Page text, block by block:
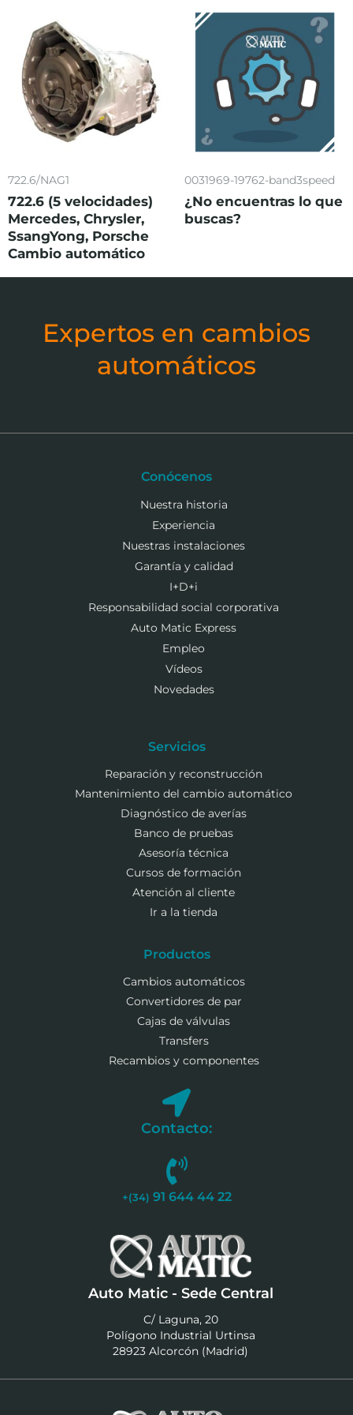
722.6/NAG1
722.6 (5 velocidades)
Mercedes, Chrysler,
SsangYong, Porsche
Cambio automático
0031969-19762-band3speed
¿No encuentras lo que
buscas?
Expertos en cambios
automáticos
Conócenos
Nuestra historia
Experiencia
Nuestras instalaciones
Garantía y calidad
I+D+i
Responsabilidad social corporativa
Auto Matic Express
Empleo
Vídeos
Novedades
Servicios
Reparación y reconstrucción
Mantenimiento del cambio automático
Diagnóstico de averías
Banco de pruebas
Asesoría técnica
Cursos de formación
Atención al cliente
Ir a la tienda
Productos
Cambios automáticos
Convertidores de par
Cajas de válvulas
Transfers
Recambios y componentes
Contacto:
+(34) 91 644 44 22
Auto Matic - Sede Central
C/ Laguna, 20
Polígono Industrial Urtinsa
28923 Alcorcón (Madrid)